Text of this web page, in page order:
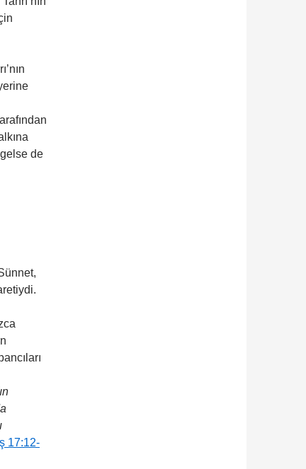
de
17:12-